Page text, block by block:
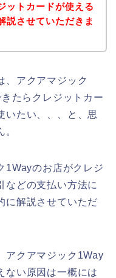
ットカードが使える
説させていただきま
、アクアマジック
たらクレジットカー
いたい、、、と、思
1Wayのお店がクレジ
などの支払い方法に
に解説させていただ
アクアマジック1Way
ない原因は一概には